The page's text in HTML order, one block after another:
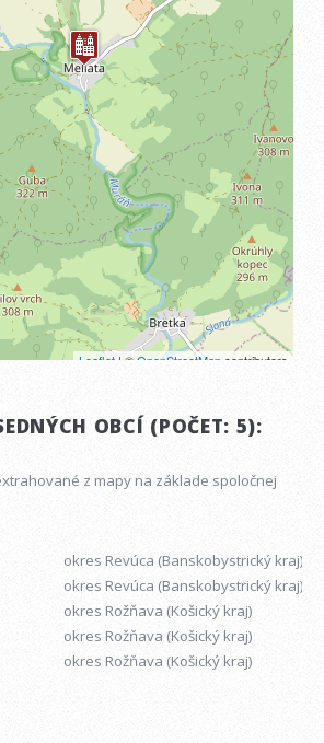
OBCÍ (POČET: 5):
z mapy na základe spoločnej
okres Revúca (Banskobystrický kraj)
okres Revúca (Banskobystrický kraj)
okres Rožňava (Košický kraj)
okres Rožňava (Košický kraj)
okres Rožňava (Košický kraj)